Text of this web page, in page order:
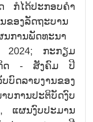
ກໍໄດ້ປະກອບຄຳ
ຂອງລັດຖະບານ
ການພັດທະນາ
ກະກຽມ
ະກິດ - ສັງຄົມ ປີ
ບົດລາຍງານຂອງ
ການປະຕິບັດງົບ
ແຜນງົບປະມານ